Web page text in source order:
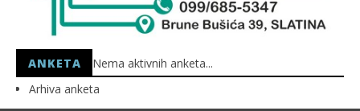
ANKETA
Nema aktivnih anketa...
Arhiva anketa